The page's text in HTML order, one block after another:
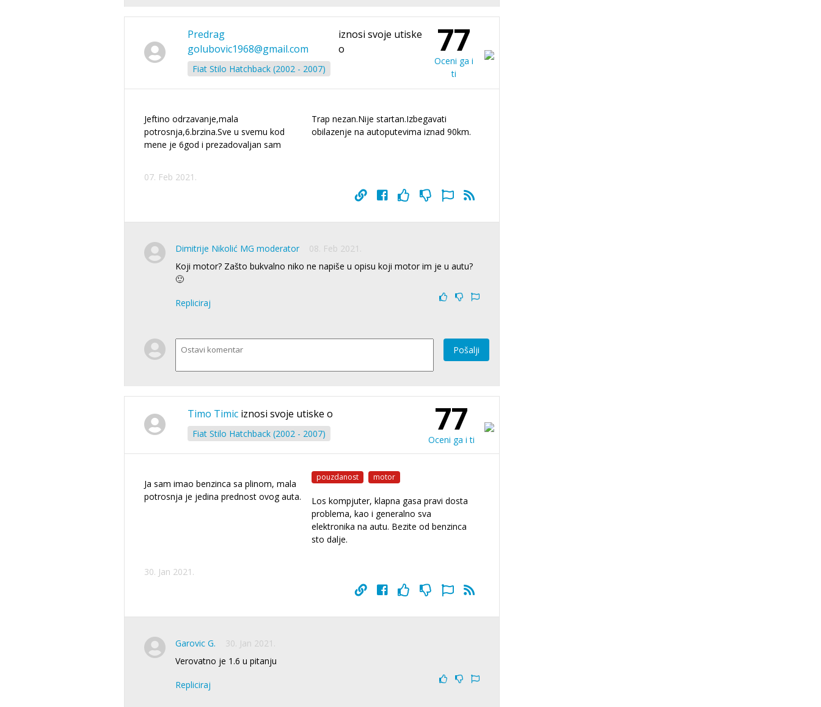
Predrag
golubovic1968@gmail.com
iznosi svoje utiske
o
Fiat Stilo Hatchback (2002 - 2007)
77
Oceni ga i
ti
Jeftino odrzavanje,mala
potrosnja,6.brzina.Sve u svemu kod
mene je 6god i prezadovaljan sam
Trap nezan.Nije startan.Izbegavati
obilazenje na autoputevima iznad 90km.
07. Feb 2021.
Dimitrije Nikolić MG moderator
08. Feb 2021.
Koji motor? Zašto bukvalno niko ne napiše u opisu koji motor im je u autu?
🙂
Repliciraj
Pošalji
Timo Timic iznosi svoje utiske o
Fiat Stilo Hatchback (2002 - 2007) 77
Oceni ga i ti
Ja sam imao benzinca sa plinom, mala
potrosnja je jedina prednost ovog auta.
pouzdanost motor
Los kompjuter, klapna gasa pravi dosta
problema, kao i generalno sva
elektronika na autu. Bezite od benzinca
sto dalje.
30. Jan 2021.
Garovic G.
30. Jan 2021.
Verovatno je 1.6 u pitanju
Repliciraj